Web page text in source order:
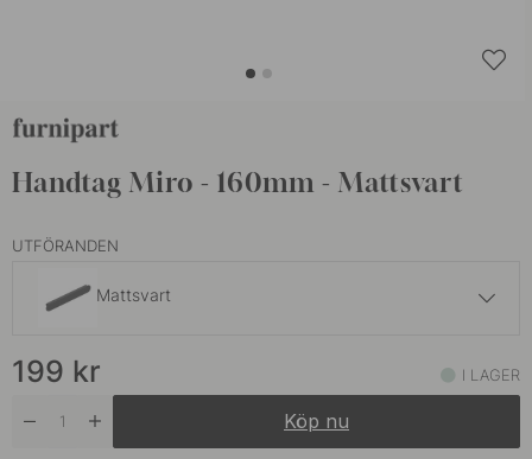
Handtag Miro - 160mm - Mattsvart
UTFÖRANDEN
Mattsvart
Beige I lager
199 kr I LAGER
Köp nu